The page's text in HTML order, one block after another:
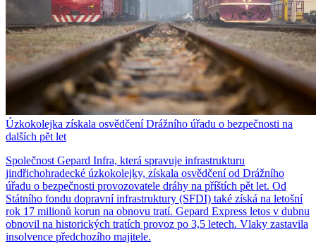
Úzkokolejka získala osvědčení Drážního úřadu o bezpečnosti na
dalších pět let
Společnost Gepard Infra, která spravuje infrastrukturu
jindřichohradecké úzkokolejky, získala osvědčení od Drážního
úřadu o bezpečnosti provozovatele dráhy na příštích pět let. Od
Státního fondu dopravní infrastruktury (SFDI) také získá na letošní
rok 17 milionů korun na obnovu tratí. Gepard Express letos v dubnu
obnovil na historických tratích provoz po 3,5 letech. Vlaky zastavila
insolvence předchozího majitele.